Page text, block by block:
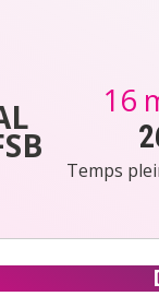
16
Temps